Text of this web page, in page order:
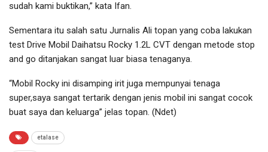
sudah kami buktikan,” kata Ifan.
Sementara itu salah satu Jurnalis Ali topan yang coba lakukan
test Drive Mobil Daihatsu Rocky 1.2L CVT dengan metode stop
and go ditanjakan sangat luar biasa tenaganya.
“Mobil Rocky ini disamping irit juga mempunyai tenaga
super,saya sangat tertarik dengan jenis mobil ini sangat cocok
buat saya dan keluarga” jelas topan. (Ndet)
etalase